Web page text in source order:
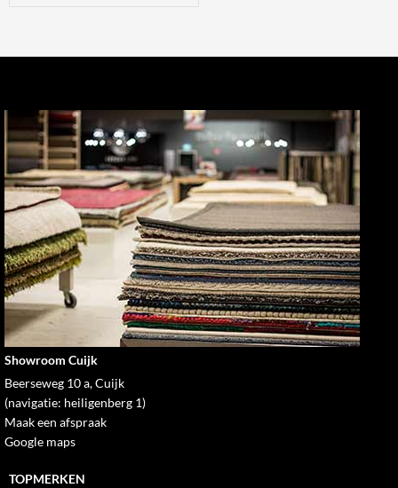
Showroom Cuijk
Beerseweg 10 a, Cuijk
(navigatie: heiligenberg 1)
Maak een afspraak
Google maps
TOPMERKEN